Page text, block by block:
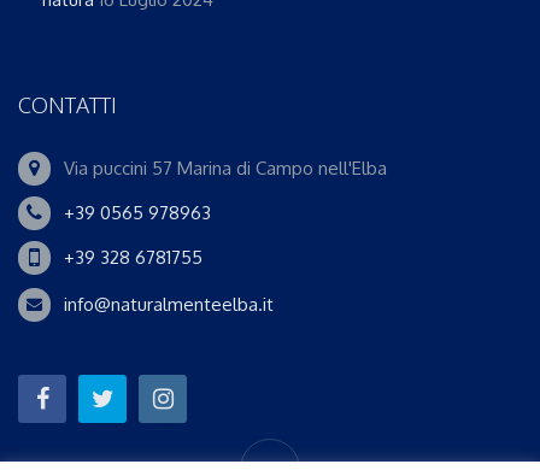
CONTATTI
Via puccini 57 Marina di Campo nell'Elba
+39 0565 978963
+39 328 6781755
info@naturalmenteelba.it